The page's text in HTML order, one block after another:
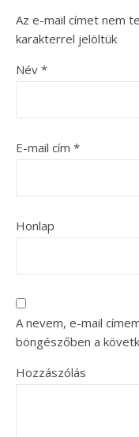
Az e-mail címet nem
karakterrel jelöltük
Név *
E-mail cím *
Honlap
A nevem, e-mail
böngészőben a
Hozzászólás